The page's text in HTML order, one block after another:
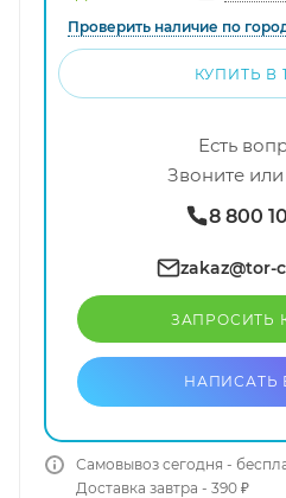
Проверить наличие по
КУПИТЬ В
Есть
Звоните
8 800
zakaz@tor-
ЗАПРОСИТЬ
НАПИСАТЬ
Самовывоз сегодня -
Доставка завтра - 390 ₽